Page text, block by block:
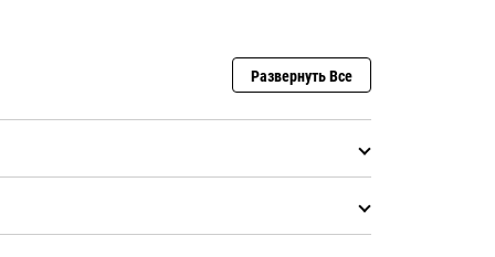
Развернуть Все